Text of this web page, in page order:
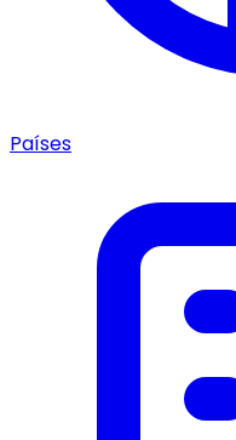
Países